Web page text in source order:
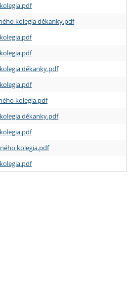
kolegia děkanky.pdf
děkanky.pdf
kolegia.pdf
děkanky.pdf
kolegia.pdf